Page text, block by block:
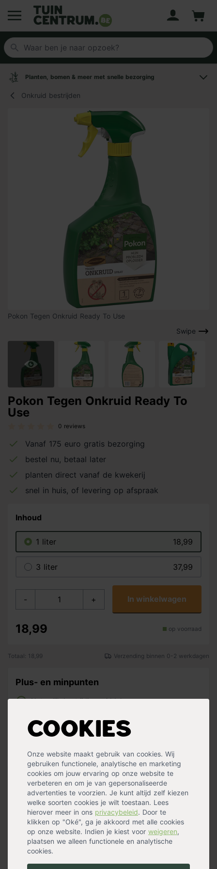
Logo Tuincentrum.be
Cookies
Onze website maakt gebruik van cookies. Wij
gebruiken functionele, analytische en marketing
cookies om jouw ervaring op onze website te
verbeteren en om je van gepersonaliseerde
advertenties te voorzien. Je kunt altijd zelf kiezen
welke soorten cookies je wilt toestaan. Lees
hierover meer in ons privacybeleid. Door te
klikken op "Oké", ga je akkoord met alle cookies
op onze website. Indien je kiest voor weigeren,
plaatsen we alleen functionele en analytische
cookies.
Planten, bomen & meer met snelle bezorging
Onkruid bestrijden
Swipe
Pokon Tegen Onkruid Ready To Use
Pokon Tegen Onkruid Ready To
Use
0 reviews
Vanaf 175 euro gratis bezorging
bestel nu, betaal later
planten direct vanaf de kwekerij
snel in huis, of levering op afspraak
Inhoud
1 liter 18,99
3 liter 37,99
- + In winkelwagen
18,99 op voorraad
Totaal: 18,99 Verzending binnen 0-2 werkdagen
Plus- en minpunten
Natuurlijk bestrijdingsmiddel
beplanting
Werkt ook tegen mos
Razendsnel van het onkruid af in jouw tuin
Pokon Tegen Onkruid Spray kan worden gebruikt bij de
bestrijding van de bovengrondse delen van onkruid. Je
kunt deze spray gebruiken op onkruiden die groeien
tussen bestrating, beplanting en in de moestuin. Binnen
slechts één uur na behandeling zijn de eerste effecten
al zichtbaar.